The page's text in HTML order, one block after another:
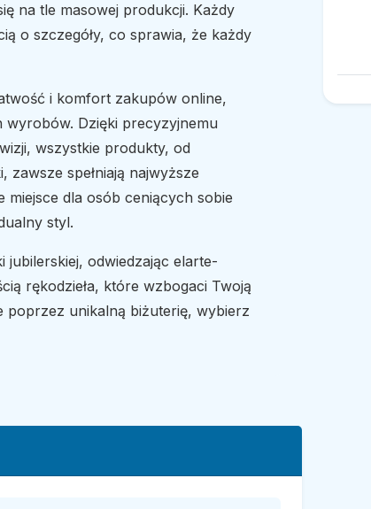
na tle masowej produkcji. Każdy
o szczegóły, co sprawia, że każdy
i komfort zakupów online,
Dzięki precyzyjnemu
wszystkie produkty, od
spełniają najwyższe
dla osób ceniących sobie
styl.
jubilerskiej, odwiedzając elarte-
rękodzieła, które wzbogaci Twoją
poprzez unikalną biżuterię, wybierz